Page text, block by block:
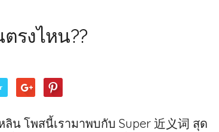
รงไหน??
น โพสนี้เรามาพบกับ Super 近义词 สุด